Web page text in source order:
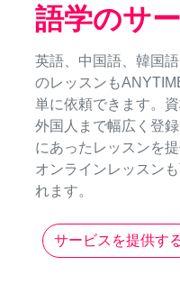
語学のサ
英語、中国語、韓国
のレッスンも
単に依頼できます。
外国人まで幅広く登
にあったレッスンを
オンラインレッスン
れます。
サービスを提供す